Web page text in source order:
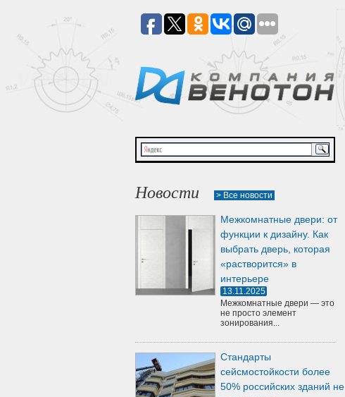
Новости > Все новости
Межкомнатные двери: от
функции к дизайну. Как
выбрать дверь, которая
«растворится» в
интерьере
13.11.2025
Межкомнатные двери — это
не просто элемент
зонирования...
Стандарты
сейсмостойкости более
50% российских зданий не